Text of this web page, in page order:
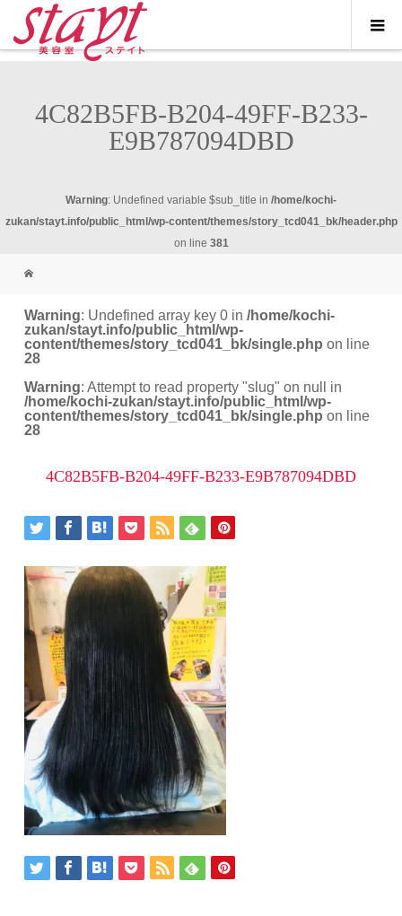
4C82B5FB-B204-49FF-B233-
E9B787094DBD
Warning: Undefined variable $sub_title in /home/kochi-
zukan/stayt.info/public_html/wp-content/themes/story_tcd041_bk/header.php
on line 381
Warning: Undefined array key 0 in/home/kochi-
zukan/stayt.info/public_html/wp-
content/themes/story_tcd041_bk/single.php on line
28
Warning: Attempt to read property "slug" on null in
/home/kochi-zukan/stayt.info/public_html/wp-
content/themes/story_tcd041_bk/single.php on line
28
4C82B5FB-B204-49FF-B233-E9B787094DBD